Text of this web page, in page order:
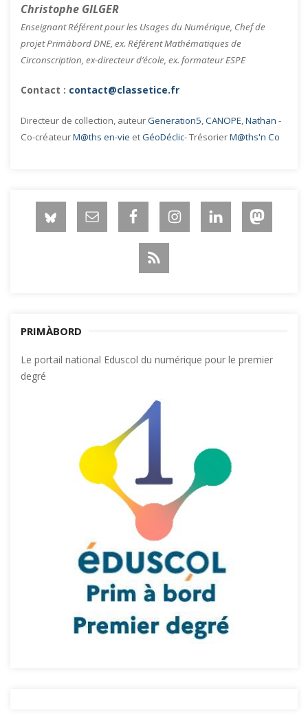
Christophe GILGER
Enseignant Référent pour les Usages du Numérique, Chef de
projet Primàbord DNE, ex. Référent Mathématiques de
Circonscription, ex-directeur d’école, ex. formateur ESPE
Contact : contact@classetice.fr
Directeur de collection, auteurGeneration5 CANOPE Nathan -
Co-créateurM@ths en-vie etGéoDéclic- TrésorierM@ths'n Co
PRIMÀBORD
Le portail national Eduscol du numérique pour le premier
degré